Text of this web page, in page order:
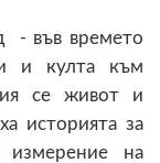
- във времето
и култа към
се живот и
историята за
на